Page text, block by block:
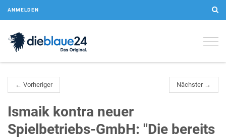
ANMELDEN
← Vorheriger Nächster →
Ismaik kontra neuer
Spielbetriebs-GmbH: "Die bereits